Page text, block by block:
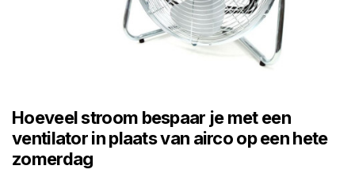
Hoeveel stroom bespaar je met een
ventilator in plaats van airco op een hete
zomerdag